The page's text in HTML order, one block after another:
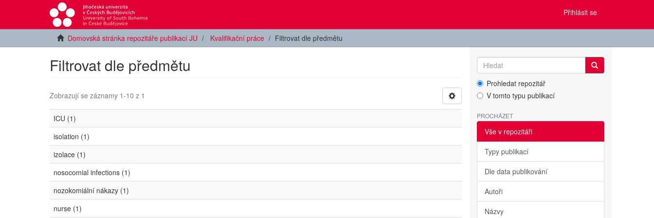
Přihlásit se
Domovská stránka repozitáře publikací JU Kvalifikační práce Filtrovat dle předmětu
Filtrovat dle předmětu
Zobrazují se záznamy 1-10 z 1
ICU (1)
isolation (1)
izolace (1)
nosocomial infections (1)
nozokomiální nákazy (1)
nurse (1)
Prohledat repozitář
V tomto typu publikací
PROCHÁZET
Vše v repozitáři
Typy publikací
Dle data publikování
Autoři
Názvy